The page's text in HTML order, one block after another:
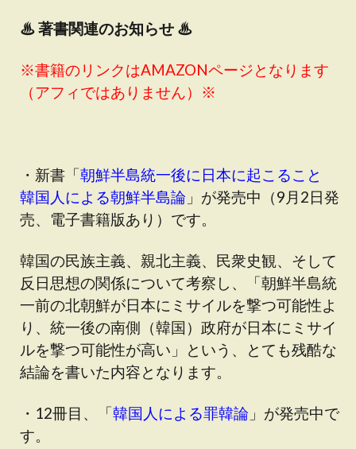
♨著書関連のお知らせ ♨
※書籍のリンクはAMAZONページとなります
（アフィではありません）※
・新書「朝鮮半島統一後に日本に起こること
韓国人による朝鮮半島論 」が発売中（9月2日発
売、電子書籍版あり）です。
韓国の民族主義、親北主義、民衆史観、そして
反日思想の関係について考察し、「朝鮮半島統
一前の北朝鮮が日本にミサイルを撃つ可能性よ
り、統一後の南側（韓国）政府が日本にミサイ
ルを撃つ可能性が高い」という、とても残酷な
結論を書いた内容となります。
・12冊目、「韓国人による罪韓論 」が発売中で
す。